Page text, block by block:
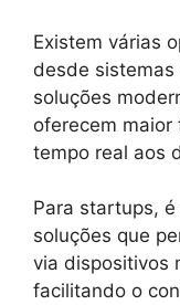
Existem várias
desde
soluções
oferecem
tempo real aos
Para startups,
soluções que
via dispositivos
facilitando o